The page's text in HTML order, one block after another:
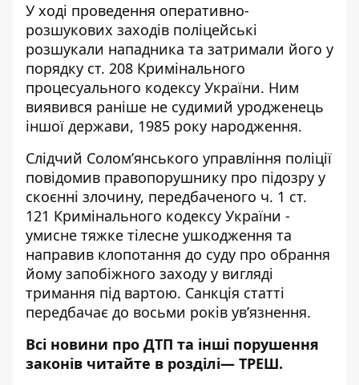
У ході проведення оперативно-
розшукових заходів поліцейські
розшукали нападника та затримали його у
порядку ст. 208 Кримінального
процесуального кодексу України. Ним
виявився раніше не судимий уродженець
іншої держави, 1985 року народження.
Слідчий Соломʼянського управління поліції
повідомив правопорушнику про підозру у
скоєнні злочину, передбаченого ч. 1 ст.
121 Кримінального кодексу України -
умисне тяжке тілесне ушкодження та
направив клопотання до суду про обрання
йому запобіжного заходу у вигляді
тримання під вартою. Санкція статті
передбачає до восьми років увʼязнення.
Всі новини про ДТП та інші порушення
законів читайте в розділі— ТРЕШ.